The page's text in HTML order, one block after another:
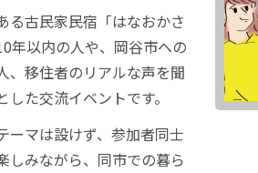
る古民家民宿「はなおかさ
年以内の人や、岡谷市への
、移住者のリアルな声を聞
た交流イベントです。
ーマは設けず、参加者同士
しみながら、同市での暮ら